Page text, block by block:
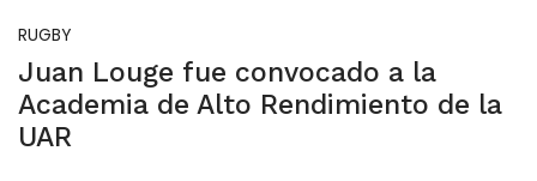
RUGBY
Juan Louge fue convocado a la
Academia de Alto Rendimiento de la
UAR